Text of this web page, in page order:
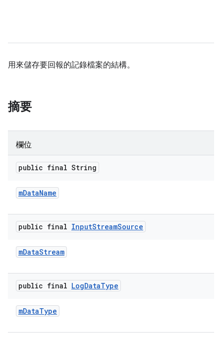
用來儲存要回報的記錄檔案的結構。
摘要
欄位
public final String
mDataName
public final InputStreamSource
mDataStream
public final LogDataType
mDataType